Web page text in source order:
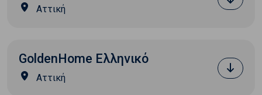
Αττική
GoldenHome Ελληνικό
Αττική